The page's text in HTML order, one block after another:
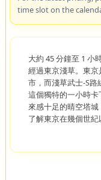
time slot on the
大約 45 分鐘至 1 小
經過東京淺草。東
市，而淺草武士-S路
這個獨特的一小時
來感十足的晴空塔
了解東京在幾個世紀